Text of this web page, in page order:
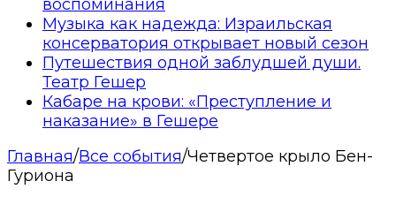
воспоминания
Музыка как надежда: Израильская
консерватория открывает новый сезон
Путешествия одной заблудшей души.
Театр Гешер
Кабаре на крови: «Преступление и
наказание» в Гешере
Главная/Все события/Четвертое крыло Бен-
Гуриона